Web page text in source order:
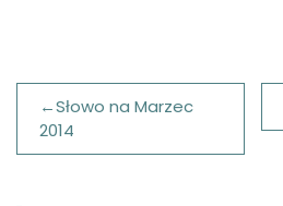
Nawigacja
wpisu
Słowo na Marzec
2014